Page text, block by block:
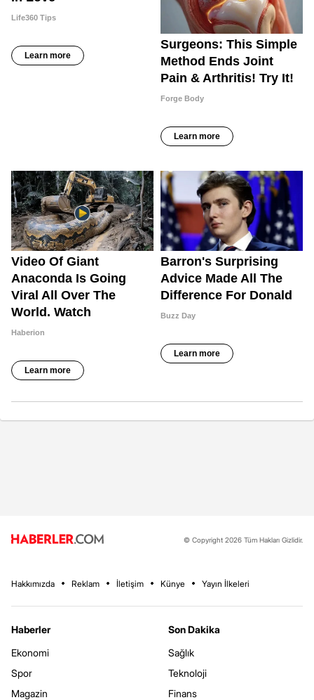
© Copyright 2026 Tüm Hakları Gizlidir.
Hakkımızda Reklam İletişim Künye Yayın İlkeleri
Haberler
Ekonomi
Spor
Magazin
Son Dakika
Sağlık
Teknoloji
Finans